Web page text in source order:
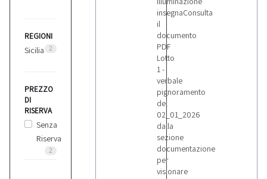
REGIONI
Sicilia 2
PREZZO
DI
RISERVA
Senza
Riserva
2
insegnaConsulta
il
documento
PDF
Lotto
1 -
verbale
pignoramento
del
02_01_2026
dalla
sezione
documentazione
per
visionare